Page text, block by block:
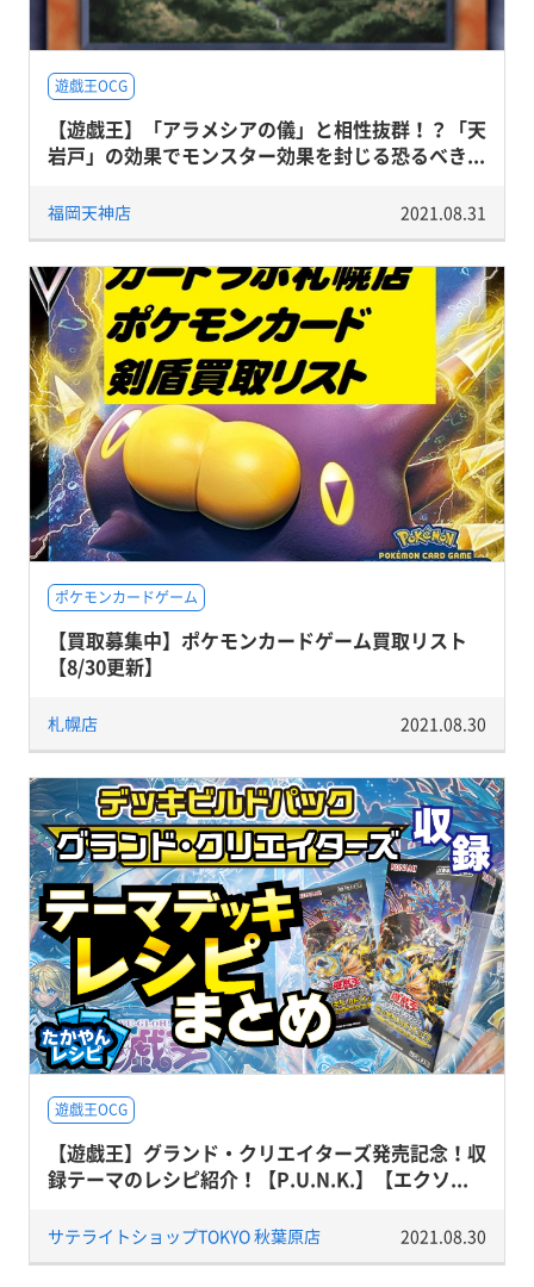
遊戯王OCG
【遊戯王】「アラメシアの儀」と相性抜群！？「天
岩戸」の効果でモンスター効果を封じる恐るべき...
福岡天神店 2021.08.31
ポケモンカードゲーム
【買取募集中】ポケモンカードゲーム買取リスト
【8/30更新】
札幌店 2021.08.30
遊戯王OCG
【遊戯王】グランド・クリエイターズ発売記念！収
録テーマのレシピ紹介！【P.U.N.K.】【エクソ...
サテライトショップTOKYO 秋葉原店 2021.08.30